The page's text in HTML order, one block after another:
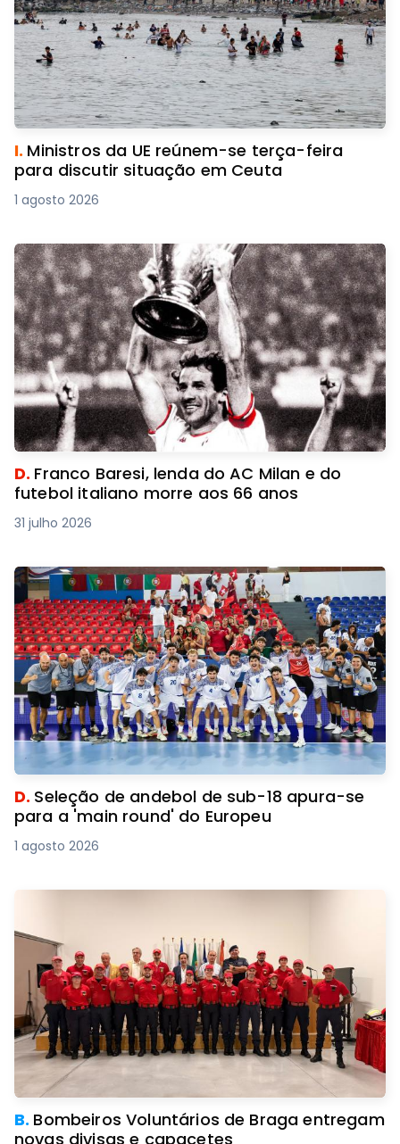
I. Ministros da UE reúnem-se terça-feira
para discutir situação em Ceuta
1 agosto 2026
D. Franco Baresi, lenda do AC Milan e do
futebol italiano morre aos 66 anos
31 julho 2026
D. Seleção de andebol de sub-18 apura-se
para a 'main round' do Europeu
1 agosto 2026
B. Bombeiros Voluntários de Braga entregam
novas divisas e capacetes